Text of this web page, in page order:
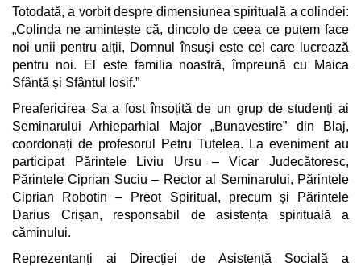
Totodată, a vorbit despre dimensiunea spirituală a colindei:
„Colinda ne amintește că, dincolo de ceea ce putem face
noi unii pentru alții, Domnul însuși este cel care lucrează
pentru noi. El este familia noastră, împreună cu Maica
Sfântă și Sfântul Iosif.”
Preafericirea Sa a fost însoțită de un grup de studenți ai
Seminarului Arhieparhial Major „Bunavestire” din Blaj,
coordonați de profesorul Petru Tutelea. La eveniment au
participat Părintele Liviu Ursu – Vicar Judecătoresc,
Părintele Ciprian Suciu – Rector al Seminarului, Părintele
Ciprian Robotin – Preot Spiritual, precum și Părintele
Darius Crișan, responsabil de asistența spirituală a
căminului.
Reprezentanți ai Direcției de Asistență Socială a